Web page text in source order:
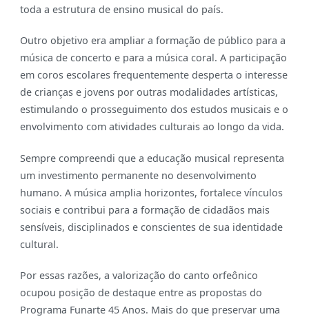
toda a estrutura de ensino musical do país.
Outro objetivo era ampliar a formação de público para a
música de concerto e para a música coral. A participação
em coros escolares frequentemente desperta o interesse
de crianças e jovens por outras modalidades artísticas,
estimulando o prosseguimento dos estudos musicais e o
envolvimento com atividades culturais ao longo da vida.
Sempre compreendi que a educação musical representa
um investimento permanente no desenvolvimento
humano. A música amplia horizontes, fortalece vínculos
sociais e contribui para a formação de cidadãos mais
sensíveis, disciplinados e conscientes de sua identidade
cultural.
Por essas razões, a valorização do canto orfeônico
ocupou posição de destaque entre as propostas do
Programa Funarte 45 Anos. Mais do que preservar uma